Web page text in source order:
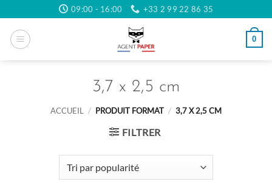
au
contenu
09:00 - 16:00 +33 2 99 22 86 35
0
3,7 x 2,5 cm
ACCUEIL / PRODUIT FORMAT / 3,7 X 2,5 CM
FILTRER